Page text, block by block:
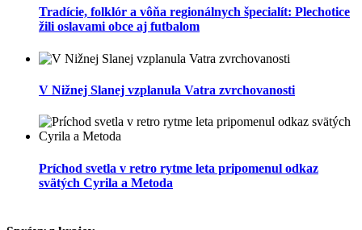
Tradície, folklór a vôňa regionálnych špecialít: Plechotice
žili oslavami obce aj futbalom
V Nižnej Slanej vzplanula Vatra zvrchovanosti
Príchod svetla v retro rytme leta pripomenul odkaz
svätých Cyrila a Metoda